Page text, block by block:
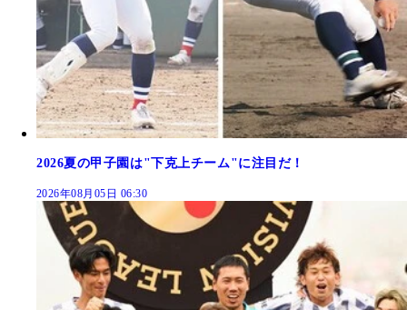
2026夏の甲子園は"下克上チーム"に注目だ！
2026年08月05日 06:30